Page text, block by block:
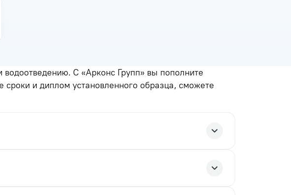
С «Арконс Групп» вы пополните
сроки и диплом установленного образца, сможете